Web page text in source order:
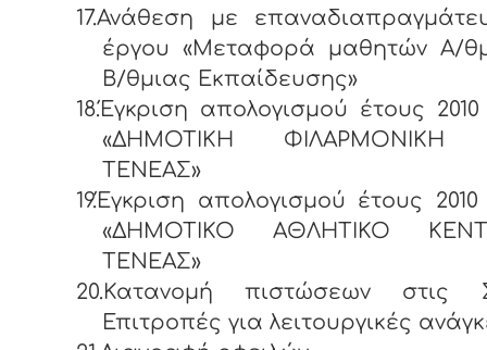
17.Ανάθεση με
έργου «Μεταφορά μαθητών Α/
Β/θμιας Εκπαίδευσης»
18.Έγκριση απολογισμού έτους
«ΔΗΜΟΤΙΚΗ ΦΙΛΑΡΜΟΝΙΚΗ
ΤΕΝΕΑΣ»
19.Έγκριση απολογισμού έτους
«ΔΗΜΟΤΙΚΟ ΑΘΛΗΤΙΚΟ
ΤΕΝΕΑΣ»
20.Κατανομή πιστώσεων στις
Επιτροπές για λειτουργικές